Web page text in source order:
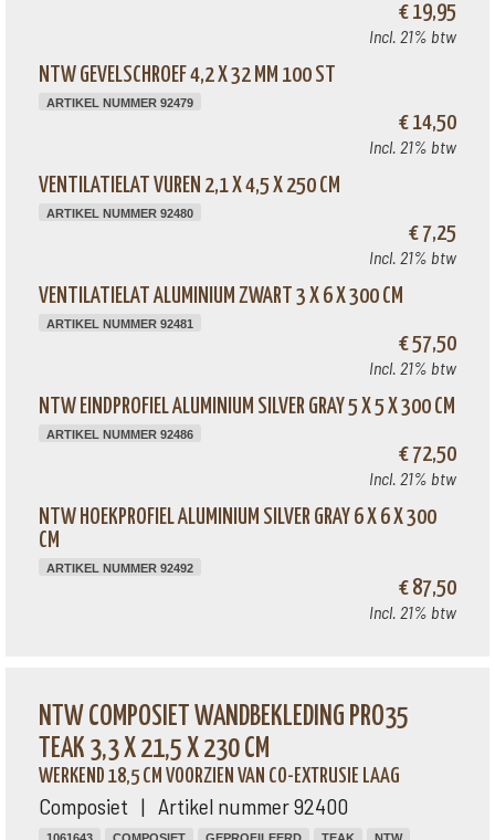
€ 19,95
Incl. 21% btw
NTW GEVELSCHROEF 4,2 X 32 MM 100 ST
ARTIKEL NUMMER 92479
€ 14,50
Incl. 21% btw
VENTILATIELAT VUREN 2,1 X 4,5 X 250 CM
ARTIKEL NUMMER 92480
€ 7,25
Incl. 21% btw
VENTILATIELAT ALUMINIUM ZWART 3 X 6 X 300 CM
ARTIKEL NUMMER 92481
€ 57,50
Incl. 21% btw
NTW EINDPROFIEL ALUMINIUM SILVER GRAY 5 X 5 X 300 CM
ARTIKEL NUMMER 92486
€ 72,50
Incl. 21% btw
NTW HOEKPROFIEL ALUMINIUM SILVER GRAY 6 X 6 X 300
CM
ARTIKEL NUMMER 92492
€ 87,50
Incl. 21% btw
NTW COMPOSIET WANDBEKLEDING PRO35
TEAK 3,3 X 21,5 X 230 CM
WERKEND 18,5 CM VOORZIEN VAN CO-EXTRUSIE LAAG
Composiet | Artikel nummer 92400